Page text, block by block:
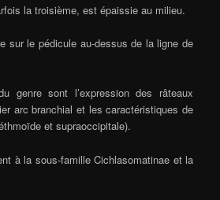
la troisième, est épaissie au milieu.
sur le pédicule au-dessus de la ligne de
genre sont l’expression des râteaux
arc branchial et les caractéristiques de
et supraoccipitale).
à la sous-famille Cichlasomatinae et la